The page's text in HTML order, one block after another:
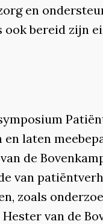
en
bereid zijn
laten
de
van
zoals
van de